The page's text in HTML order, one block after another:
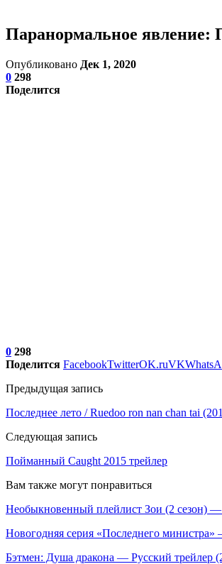
Паранормальное явление:
Опубликовано Дек 1, 2020
0 298
Поделится
0 298
Поделится FacebookTwitterOK.ruVK
Предыдущая запись
Последнее лето / Ruedoo ron nan chan tai
Следующая запись
Пойманный Caught 2015 трейлер
Вам также могут понравиться
Необыкновенный плейлист Зои (2 сезон) —
Новогодняя серия «Последнего
Бэтмен: Душа дракона — Русский трейлер